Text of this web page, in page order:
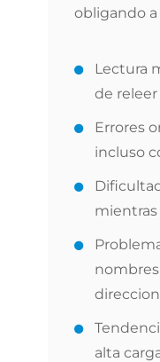
obligando
Lectura
de
Errores
incluso
mientras
alta